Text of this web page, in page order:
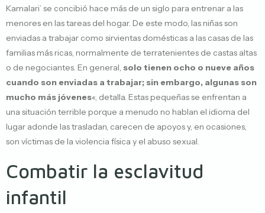
Kamalari’ se concibió hace más de un siglo para entrenar a las
menores en las tareas del hogar. De este modo, las niñas son
enviadas a trabajar como sirvientas domésticas a las casas de las
familias más ricas, normalmente de terratenientes de castas altas
o de negociantes. En general, solo tienen ocho o nueve años
cuando son enviadas a trabajar; sin embargo, algunas son
mucho más jóvenes«, detalla. Estas pequeñas se enfrentan a
una situación terrible porque a menudo no hablan el idioma del
lugar adonde las trasladan, carecen de apoyos y, en ocasiones,
son víctimas de la violencia física y el abuso sexual.
Combatir la esclavitud
infantil